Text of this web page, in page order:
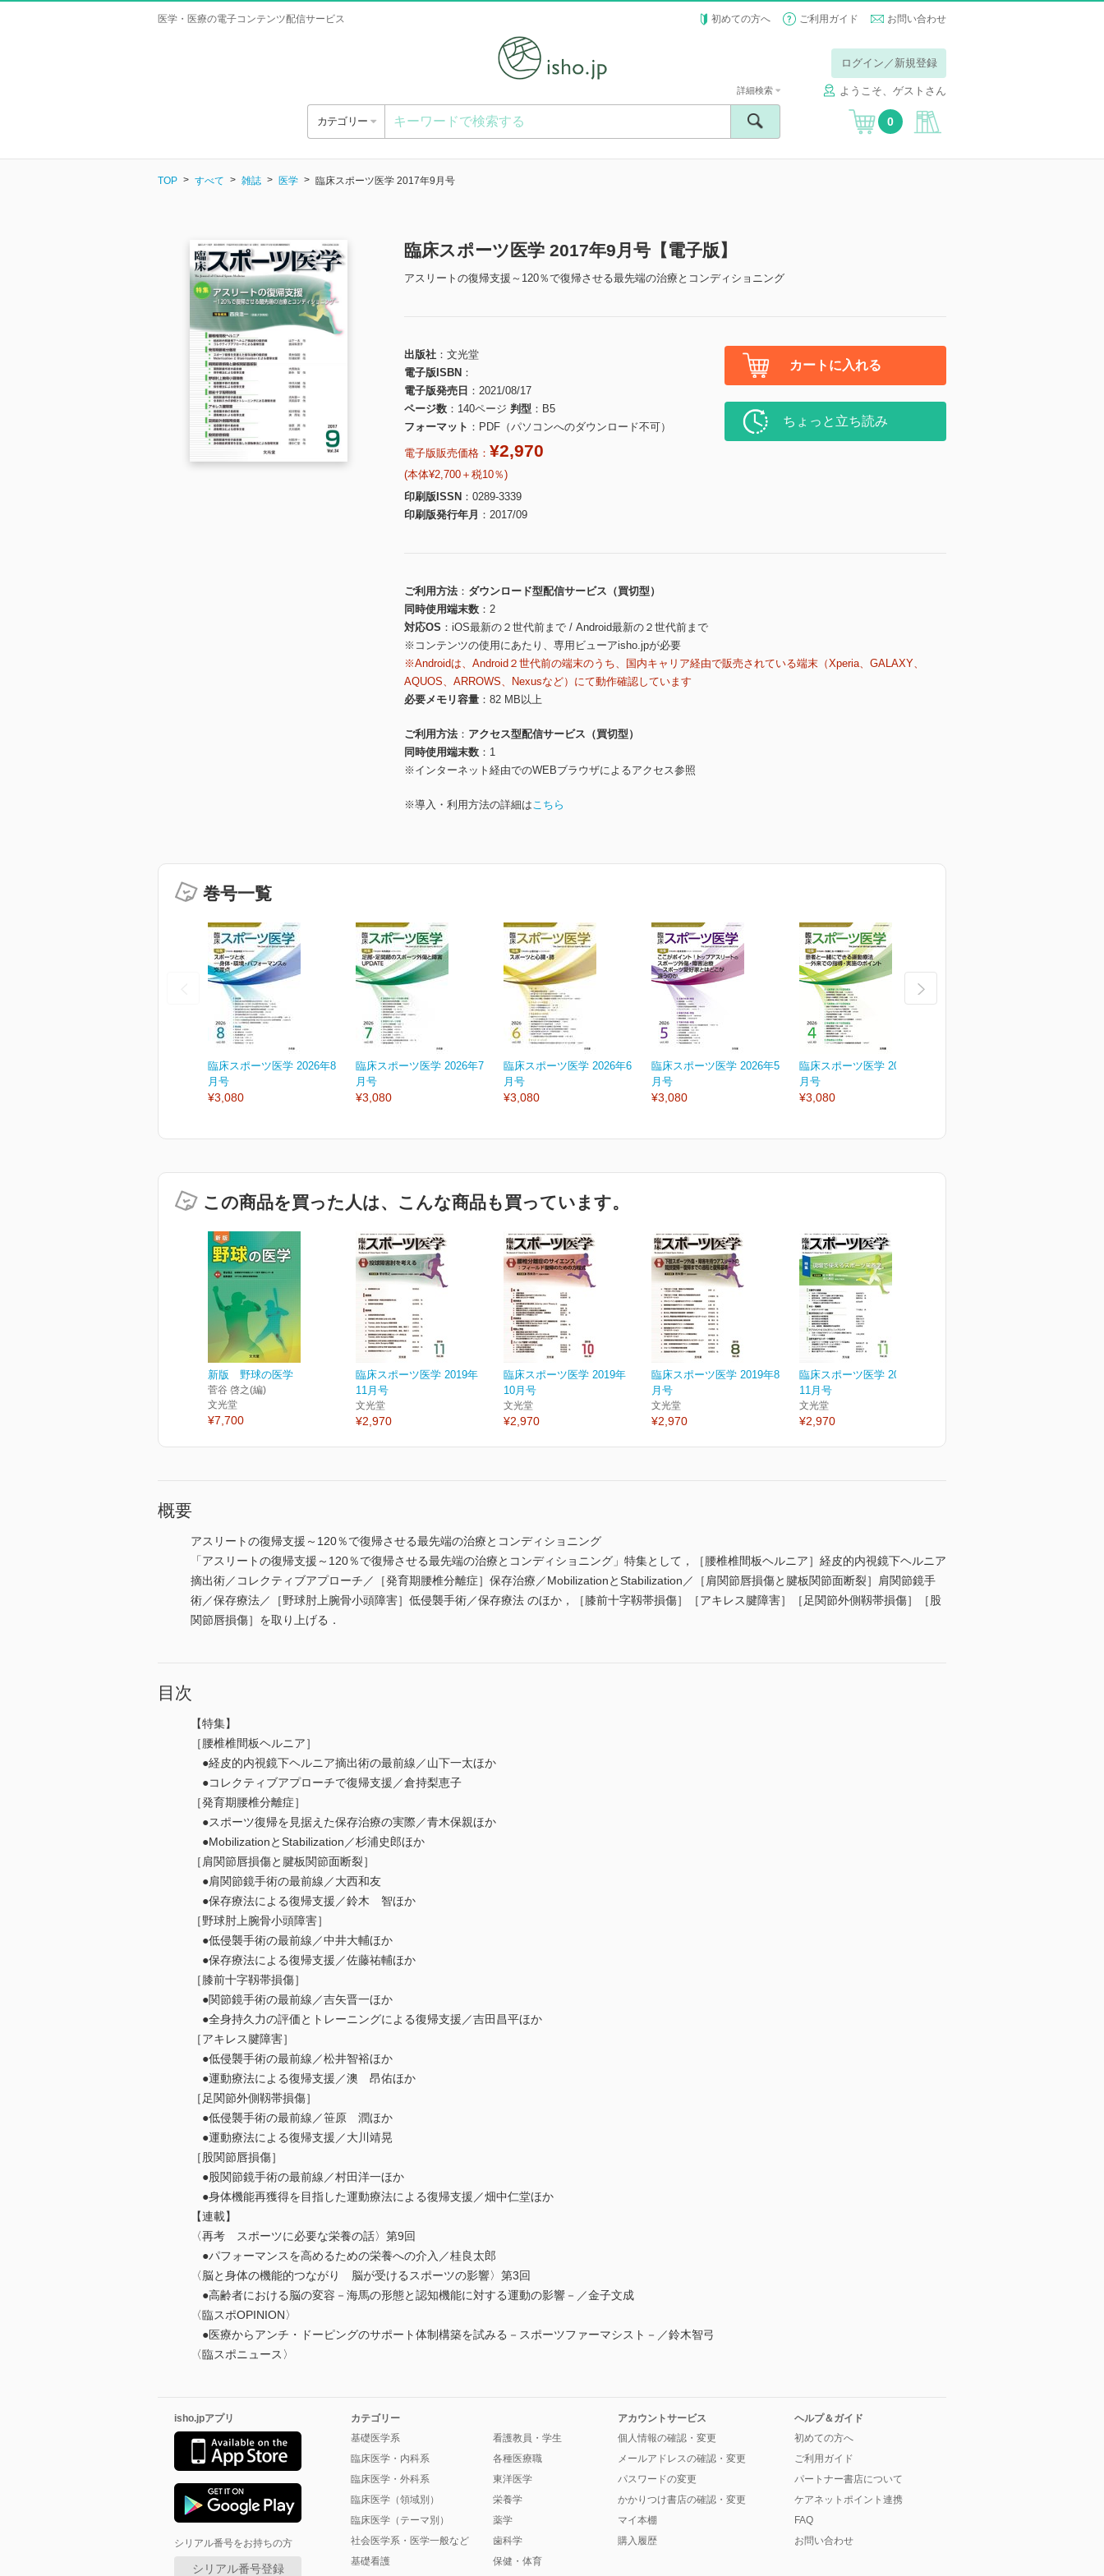
医学・医療の電子コンテンツ配信サービス 初めての方へ ご利用ガイド お問い合わせ
ログイン／新規登録
ようこそ、ゲストさん
カテゴリー
詳細検索
0
TOP すべて 雑誌 医学 臨床スポーツ医学 2017年9月号
臨床スポーツ医学 2017年9月号【電子版】
アスリートの復帰支援～120％で復帰させる最先端の治療とコンディショニング
出版社
文光堂
電子版ISBN
電子版発売日
2021/08/17
ページ数
140ページ 判型
B5
フォーマット
PDF（パソコンへのダウンロード不可）
電子版販売価格： ¥2,970
(本体¥2,700＋税10％)
印刷版ISSN
0289-3339
印刷版発行年月
2017/09
カートに入れる
ちょっと立ち読み
ご利用方法
ダウンロード型配信サービス（買切型）
同時使用端末数
2
対応OS
iOS最新の２世代前まで / Android最新の２世代前まで
※コンテンツの使用にあたり、専用ビューアisho.jpが必要
※Androidは、Android２世代前の端末のうち、国内キャリア経由で販売されている端末（Xperia、GALAXY、
AQUOS、ARROWS、Nexusなど）にて動作確認しています
必要メモリ容量
82 MB以上
ご利用方法
アクセス型配信サービス（買切型）
同時使用端末数
1
※インターネット経由でのWEBブラウザによるアクセス参照
※導入・利用方法の詳細はこちら
巻号一覧
臨床スポーツ医学 2026年8
月号
¥3,080
臨床スポーツ医学 2026年7
月号
¥3,080
臨床スポーツ医学 2026年6
月号
¥3,080
臨床スポーツ医学 2026年5
月号
¥3,080
臨床スポーツ医学 2026年4
月号
¥3,080
この商品を買った人は、こんな商品も買っています。
新版 野球の医学
菅谷 啓之(編)
文光堂
¥7,700
臨床スポーツ医学 2019年
11月号
文光堂
¥2,970
臨床スポーツ医学 2019年
10月号
文光堂
¥2,970
臨床スポーツ医学 2019年8
月号
文光堂
¥2,970
臨床スポーツ医学 2018年
11月号
文光堂
¥2,970
概要
アスリートの復帰支援～120％で復帰させる最先端の治療とコンディショニング
「アスリートの復帰支援～120％で復帰させる最先端の治療とコンディショニング」特集として，［腰椎椎間板ヘルニア］経皮的内視鏡下ヘルニア
摘出術／コレクティブアプローチ／［発育期腰椎分離症］保存治療／MobilizationとStabilization／［肩関節唇損傷と腱板関節面断裂］肩関節鏡手
術／保存療法／［野球肘上腕骨小頭障害］低侵襲手術／保存療法 のほか，［膝前十字靱帯損傷］［アキレス腱障害］［足関節外側靱帯損傷］［股
関節唇損傷］を取り上げる．
目次
【特集】
［腰椎椎間板ヘルニア］
●経皮的内視鏡下ヘルニア摘出術の最前線／山下一太ほか
●コレクティブアプローチで復帰支援／倉持梨恵子
［発育期腰椎分離症］
●スポーツ復帰を見据えた保存治療の実際／青木保親ほか
●MobilizationとStabilization／杉浦史郎ほか
［肩関節唇損傷と腱板関節面断裂］
●肩関節鏡手術の最前線／大西和友
●保存療法による復帰支援／鈴木 智ほか
［野球肘上腕骨小頭障害］
●低侵襲手術の最前線／中井大輔ほか
●保存療法による復帰支援／佐藤祐輔ほか
［膝前十字靱帯損傷］
●関節鏡手術の最前線／吉矢晋一ほか
●全身持久力の評価とトレーニングによる復帰支援／吉田昌平ほか
［アキレス腱障害］
●低侵襲手術の最前線／松井智裕ほか
●運動療法による復帰支援／澳 昂佑ほか
［足関節外側靱帯損傷］
●低侵襲手術の最前線／笹原 潤ほか
●運動療法による復帰支援／大川靖晃
［股関節唇損傷］
●股関節鏡手術の最前線／村田洋一ほか
●身体機能再獲得を目指した運動療法による復帰支援／畑中仁堂ほか
【連載】
〈再考 スポーツに必要な栄養の話〉第9回
●パフォーマンスを高めるための栄養への介入／桂良太郎
〈脳と身体の機能的つながり 脳が受けるスポーツの影響〉第3回
●高齢者における脳の変容－海馬の形態と認知機能に対する運動の影響－／金子文成
〈臨スポOPINION〉
●医療からアンチ・ドーピングのサポート体制構築を試みる－スポーツファーマシスト－／鈴木智弓
〈臨スポニュース〉
isho.jpアプリ
シリアル番号をお持ちの方
シリアル番号登録
カテゴリー
基礎医学系
臨床医学・内科系
臨床医学・外科系
臨床医学（領域別）
臨床医学（テーマ別）
社会医学系・医学一般など
基礎看護
看護教員・学生
各種医療職
東洋医学
栄養学
薬学
歯科学
保健・体育
アカウントサービス
個人情報の確認・変更
メールアドレスの確認・変更
パスワードの変更
かかりつけ書店の確認・変更
マイ本棚
購入履歴
ヘルプ＆ガイド
初めての方へ
ご利用ガイド
パートナー書店について
ケアネットポイント連携
FAQ
お問い合わせ